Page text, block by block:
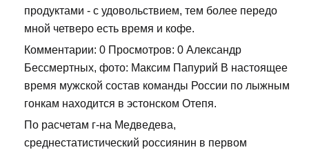
продуктами - с удовольствием, тем более передо
мной четверо есть время и кофе.
Комментарии: 0 Просмотров: 0 Александр
Бессмертных, фото: Максим Папурий В настоящее
время мужской состав команды России по лыжным
гонкам находится в эстонском Отепя.
По расчетам г-на Медведева,
среднестатистический россиянин в первом